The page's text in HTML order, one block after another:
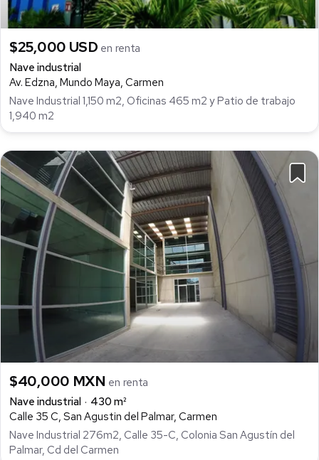
$25,000 USD en renta
Nave industrial
Av. Edzna, Mundo Maya, Carmen
Nave Industrial 1,150 m2, Oficinas 465 m2 y Patio de trabajo
1,940 m2
$40,000 MXN en renta
Nave industrial
430 m²
Calle 35 C, San Agustin del Palmar, Carmen
Nave Industrial 276m2, Calle 35-C, Colonia San Agustín del
Palmar, Cd del Carmen